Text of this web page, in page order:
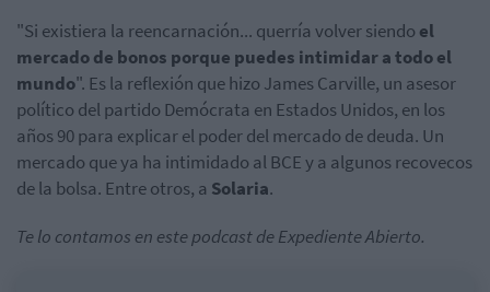
"Si existiera la reencarnación... querría volver siendo el
mercado de bonos porque puedes intimidar a todo el
mundo". Es la reflexión que hizo James Carville, un asesor
político del partido Demócrata en Estados Unidos, en los
años 90 para explicar el poder del mercado de deuda. Un
mercado que ya ha intimidado al BCE y a algunos recovecos
de la bolsa. Entre otros, a Solaria.
Te lo contamos en este podcast de Expediente Abierto.